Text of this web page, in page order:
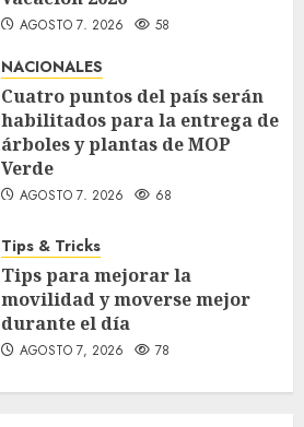
AGOSTO 7, 2026 58
NACIONALES
Cuatro puntos del país serán
habilitados para la entrega de
árboles y plantas de MOP
Verde
AGOSTO 7, 2026 68
Tips & Tricks
Tips para mejorar la
movilidad y moverse mejor
durante el día
AGOSTO 7, 2026 78